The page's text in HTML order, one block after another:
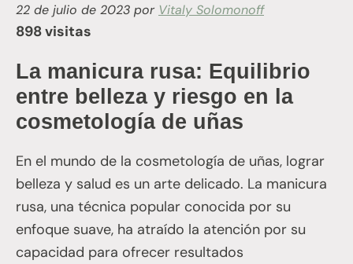
22 de julio de 2023 por Vitaly Solomonoff
898 visitas
La manicura rusa: Equilibrio
entre belleza y riesgo en la
cosmetología de uñas
En el mundo de la cosmetología de uñas, lograr
belleza y salud es un arte delicado. La manicura
rusa, una técnica popular conocida por su
enfoque suave, ha atraído la atención por su
capacidad para ofrecer resultados